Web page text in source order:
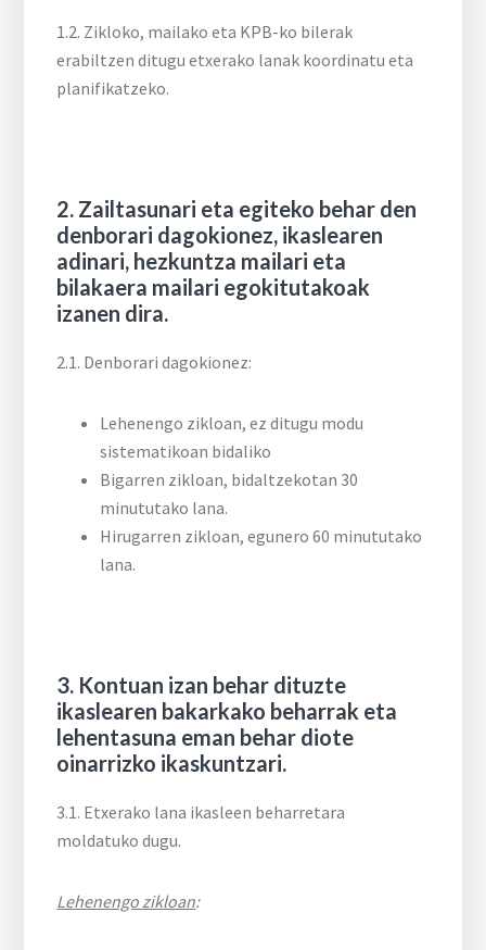
1.2. Zikloko, mailako eta KPB-ko bilerak
erabiltzen ditugu etxerako lanak koordinatu eta
planifikatzeko.
2. Zailtasunari eta egiteko behar den
denborari dagokionez, ikaslearen
adinari, hezkuntza mailari eta
bilakaera mailari egokitutakoak
izanen dira.
2.1. Denborari dagokionez:
Lehenengo zikloan, ez ditugu modu
sistematikoan bidaliko
Bigarren zikloan, bidaltzekotan 30
minututako lana.
Hirugarren zikloan, egunero 60 minututako
lana.
3. Kontuan izan behar dituzte
ikaslearen bakarkako beharrak eta
lehentasuna eman behar diote
oinarrizko ikaskuntzari.
3.1. Etxerako lana ikasleen beharretara
moldatuko dugu.
Lehenengo zikloan: